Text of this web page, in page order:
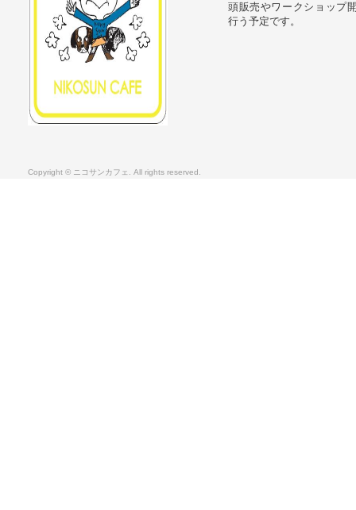
頭販売やワークショップ
行う予定です。
Copyright © ニコサンカフェ. All rights reserved.